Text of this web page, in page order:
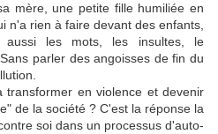
mère, une petite fille humiliée en
n'a rien à faire devant des enfants,
les mots, les insultes, le
parler des angoisses de fin du
en violence et devenir
de la société ? C'est la réponse la
soi dans un processus d'auto-